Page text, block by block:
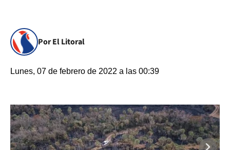
Por El Litoral
Lunes, 07 de febrero de 2022 a las 00:39